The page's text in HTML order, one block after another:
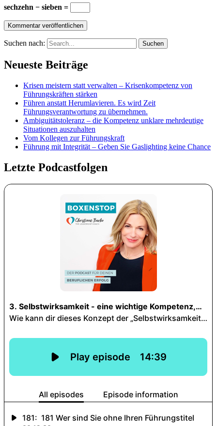
sechzehn − sieben =
Suchen nach:
Neueste Beiträge
Krisen meistern statt verwalten – Krisenkompetenz von
Führungskräften stärken
Führen anstatt Herumlavieren. Es wird Zeit
Führungsverantwortung zu übernehmen.
Ambiguitätstoleranz – die Kompetenz unklare mehrdeutige
Situationen auszuhalten
Vom Kollegen zur Führungskraft
Führung mit Integrität – Geben Sie Gaslighting keine Chance
Letzte Podcastfolgen